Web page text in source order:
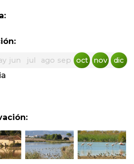
jun jul ago sep oct nov dic